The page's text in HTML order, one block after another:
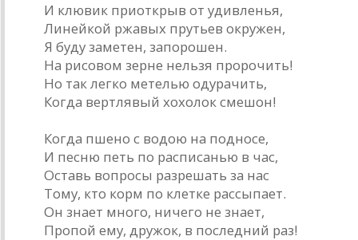
И клювик приоткрыв от удивленья,
Линейкой ржавых прутьев окружен,
Я буду заметен, запорошен.
На рисовом зерне нельзя пророчить!
Но так легко метелью одурачить,
Когда вертлявый хохолок смешон!
Когда пшено с водою на подносе,
И песню петь по расписанью в час,
Оставь вопросы разрешать за нас
Тому, кто корм по клетке рассыпает.
Он знает много, ничего не знает,
Пропой ему, дружок, в последний раз!